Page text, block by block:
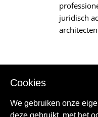
juridisch
architecten
Cookies
We gebruiken onze
deze gebruikt, met het